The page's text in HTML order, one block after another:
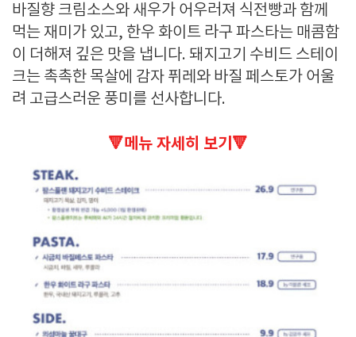
바질향 크림소스와 새우가 어우러져 식전빵과 함께
먹는 재미가 있고, 한우 화이트 라구 파스타는 매콤함
이 더해져 깊은 맛을 냅니다. 돼지고기 수비드 스테이
크는 촉촉한 목살에 감자 퓌레와 바질 페스토가 어울
려 고급스러운 풍미를 선사합니다.
🔻메뉴 자세히 보기🔻